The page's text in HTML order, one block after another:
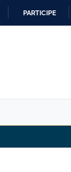
PARTICIPE